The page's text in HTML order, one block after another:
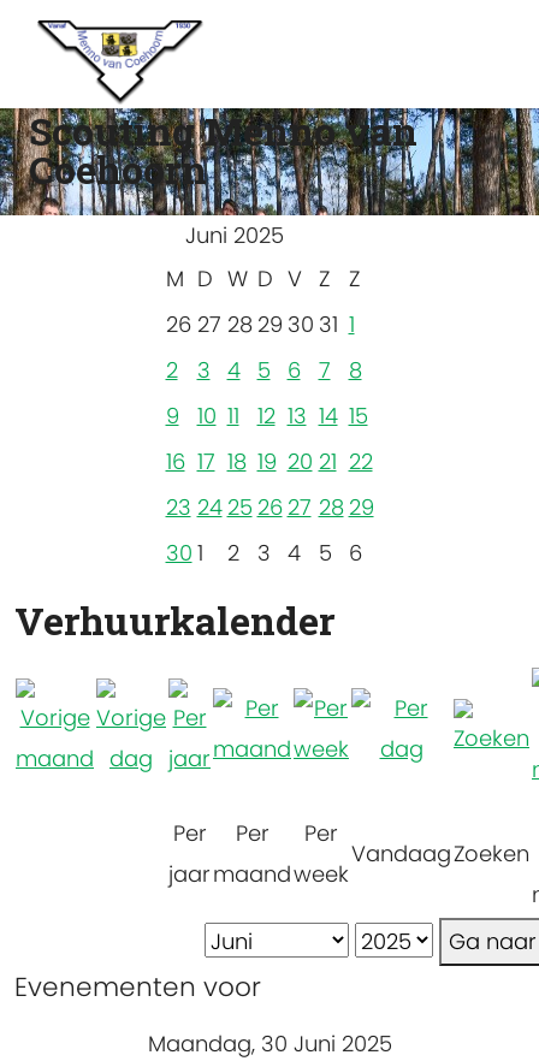
Scouting Menno van
Coehoorn
Juni 2025
M D W D V Z
Z
26 27 28 29 30 31 1
2
3 4 5 6 7
8
9
10 11 12 13 14 15
16 17 18 19 20 21 22
23 24 25 26 27 28 29
30 1 2 3 4 5 6
Verhuurkalender
Per
jaar
Per
maand
Per
week
VandaagZoeken
Ga
Evenementen voor
Maandag, 30 Juni 2025